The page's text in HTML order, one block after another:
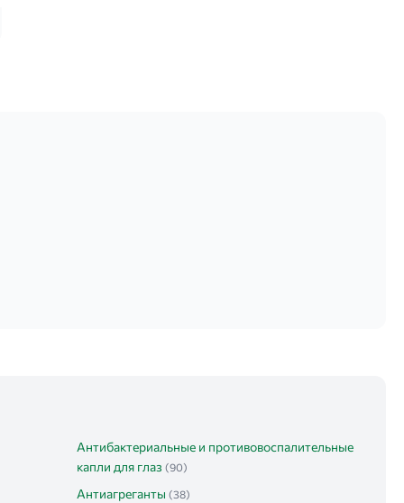
Антибактериальные и противовоспалительные
капли для глаз (90)
Антиагреганты (38)